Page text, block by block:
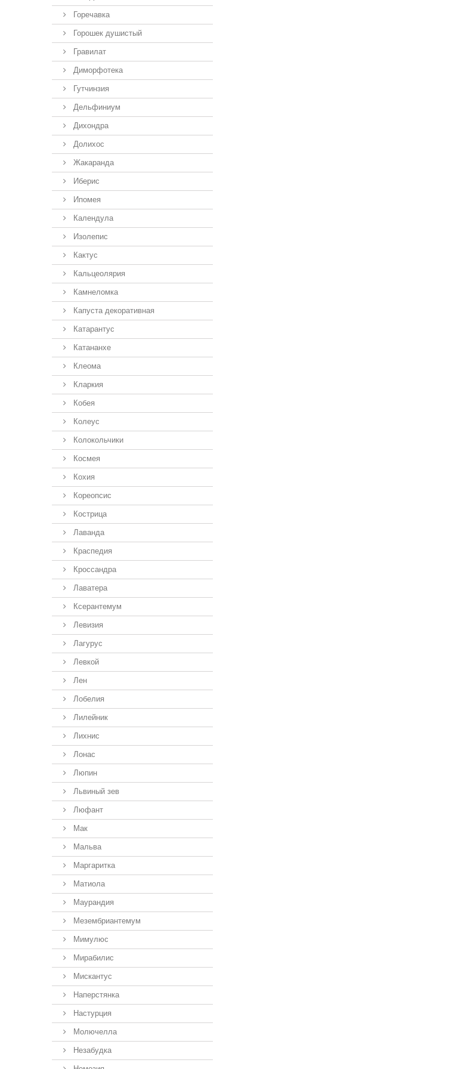
Горечавка
Горошек душистый
Гравилат
Диморфотека
Гутчинзия
Дельфиниум
Дихондра
Долихос
Жакаранда
Иберис
Ипомея
Календула
Изолепис
Кактус
Кальцеолярия
Камнеломка
Капуста декоративная
Катарантус
Катананхе
Клеома
Кларкия
Кобея
Колеус
Колокольчики
Космея
Кохия
Кореопсис
Кострица
Лаванда
Краспедия
Кроссандра
Лаватера
Ксерантемум
Левизия
Лагурус
Левкой
Лен
Лобелия
Лилейник
Лихнис
Лонас
Люпин
Львиный зев
Люфант
Мак
Мальва
Маргаритка
Матиола
Маурандия
Мезембриантемум
Мимулюс
Мирабилис
Мискантус
Наперстянка
Настурция
Молючелла
Незабудка